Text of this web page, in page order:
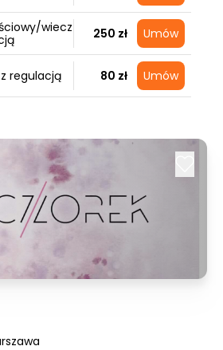
wiecz
250 zł Umów
regulacją 80 zł Umów